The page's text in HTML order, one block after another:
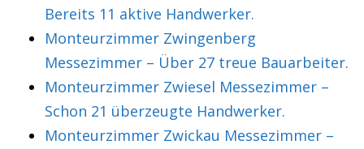
Bereits 11 aktive Handwerker.
Monteurzimmer Zwingenberg
Messezimmer – Über 27 treue Bauarbeiter.
Monteurzimmer Zwiesel Messezimmer –
Schon 21 überzeugte Handwerker.
Monteurzimmer Zwickau Messezimmer –